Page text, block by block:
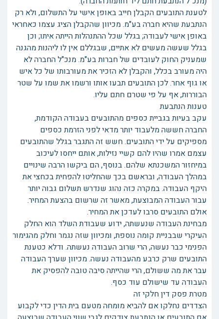
לטענת התובעים הקבלן חייב באופן אישי על התשלום, ולא רק
הנתבעת שהיא חברה בע"מ. מכיוון שהקבלן הציג עצמו כאחראי
באופן אישי לעבודה; בגלל שכל ההתנהלות הייתה איתו; וכן
בגלל שעשה מעשים לא אתיים, שבגללם אין לו ליהנות מהגנה
שמעניק החוק לעובדים של חברות בע"מ. מנכ"ל החברה לא
היה מעורב בכלל, והקבלן לא הזכיר את מעורבותו של כל איש
או גוף אחר. לכן התובעים תבעו אותו ורשמו את שמו על שטר
הבוררות, אף על פי שטרם חתם עליו.
טענות הנתבעת
עקב בעיות בגביית כספים מהתובעים בעבודה הקודמת,
החברה חששה מלעבוד יותר מדאי לפני הזרמת כספים
מספיקים על ידי התובעים. חשש זה התגבר בגלל שהתובעים
עצמם אמרו שהיו להם קשיי נזילות, אותם ייחסו לעיכוב
במיחזור המשכנתא שלהם. בנוסף, הם ביקשו הרבה שינויים
במהלך העבודה, ובראשם בכך שהחליטו להפחית בכחצי את
היקף העבודה. במקרה כזה נהוג שנדרש תשלום גבוה יותר
עבור העבודה המבוצעת, מאשר זה שרשום בהצעת המחיר.
אולם התובעים סרבו לעדכן את המחיר.
מבחינת העבודה שנעשתה, ידוע שעבודת השלד הוא החלק
העיקרי שבבניית קומה נוספת, ומכיוון שזה נגמר וחלק מהגימור
הפנימי כבר נעשה, הרי שרוב העבודה נעשתה. ודלא כטענת
התובעים שרק כרבע מהעבודה נעשה. מכיוון שערך העבודה
עבר את מה ששולם, הרי שהייתה סיבה טובה להפסיק את
העבודה עד שישולם עוד כסף.
מטרת פסק דין חלקי זה
הצדדים נחלקו אם להביא מומחה מטעם בית הדין כדי לקבוע